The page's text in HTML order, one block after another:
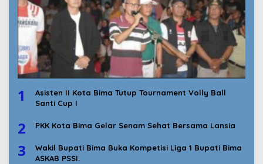
1
Asisten II Kota Bima Tutup Tournament Volly Ball
Santi Cup I
2 PKK Kota Bima Gelar Senam Sehat Bersama Lansia
3
Wakil Bupati Bima Buka Kompetisi Liga 1 Bupati Bima
ASKAB PSSI.